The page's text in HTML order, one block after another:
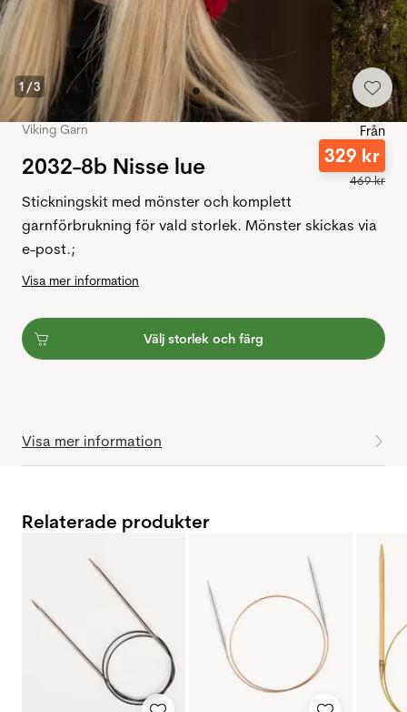
1/3
Viking Garn
2032-8b Nisse lue
Från
329 kr
469kr
Stickningskit med mönster och komplett
garnförbrukning för vald storlek. Mönster skickas via
e-post.;
Visa mer information
Välj storlek och färg
Visa mer information
Relaterade produkter